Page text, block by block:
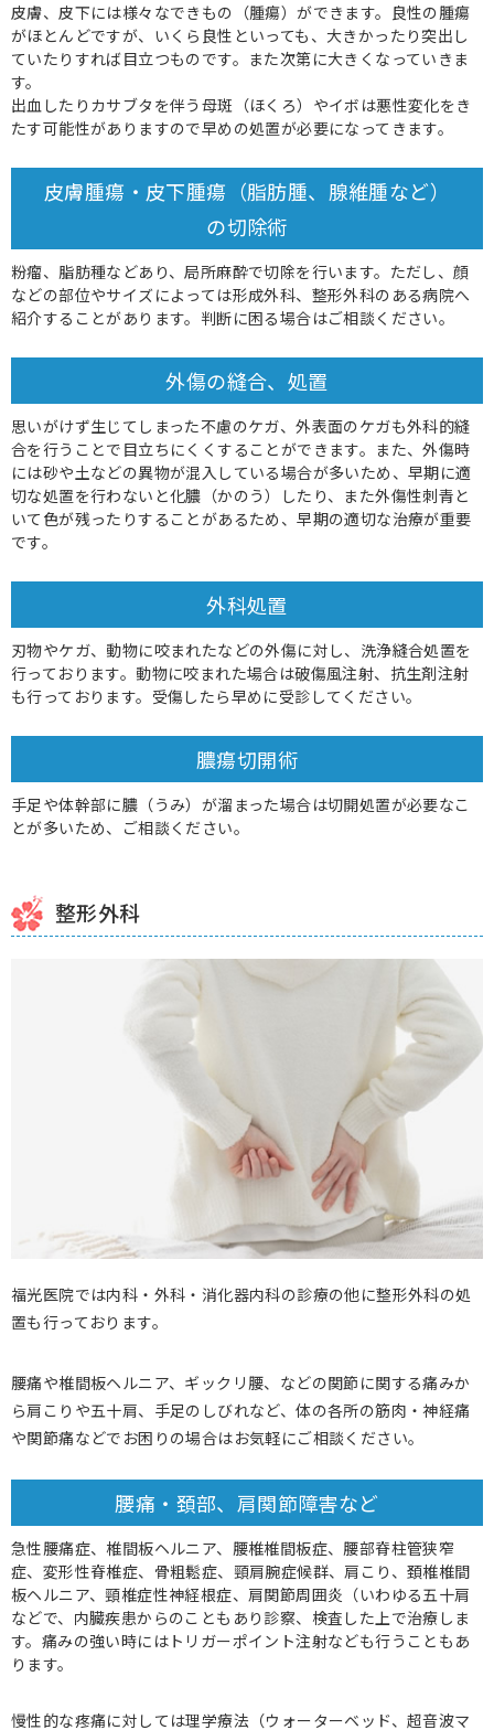
皮膚、皮下には様々なできもの（腫瘍）ができます。良性の腫瘍
がほとんどですが、いくら良性といっても、大きかったり突出し
ていたりすれば目立つものです。また次第に大きくなっていきま
す。
出血したりカサブタを伴う母斑（ほくろ）やイボは悪性変化をき
たす可能性がありますので早めの処置が必要になってきます。
皮膚腫瘍・皮下腫瘍（脂肪腫、腺維腫など）
の切除術
粉瘤、脂肪種などあり、局所麻酔で切除を行います。ただし、顔
などの部位やサイズによっては形成外科、整形外科のある病院へ
紹介することがあります。判断に困る場合はご相談ください。
外傷の縫合、処置
思いがけず生じてしまった不慮のケガ、外表面のケガも外科的縫
合を行うことで目立ちにくくすることができます。また、外傷時
には砂や土などの異物が混入している場合が多いため、早期に適
切な処置を行わないと化膿（かのう）したり、また外傷性刺青と
いて色が残ったりすることがあるため、早期の適切な治療が重要
です。
外科処置
刃物やケガ、動物に咬まれたなどの外傷に対し、洗浄縫合処置を
行っております。動物に咬まれた場合は破傷風注射、抗生剤注射
も行っております。受傷したら早めに受診してください。
膿瘍切開術
手足や体幹部に膿（うみ）が溜まった場合は切開処置が必要なこ
とが多いため、ご相談ください。
整形外科
福光医院では内科・外科・消化器内科の診療の他に整形外科の処
置も行っております。
腰痛や椎間板ヘルニア、ギックリ腰、などの関節に関する痛みか
ら肩こりや五十肩、手足のしびれなど、体の各所の筋肉・神経痛
や関節痛などでお困りの場合はお気軽にご相談ください。
腰痛・頚部、肩関節障害など
急性腰痛症、椎間板ヘルニア、腰椎椎間板症、腰部脊柱管狭窄
症、変形性脊椎症、骨粗鬆症、頸肩腕症候群、肩こり、頚椎椎間
板ヘルニア、頸椎症性神経根症、肩関節周囲炎（いわゆる五十肩
などで、内臓疾患からのこともあり診察、検査した上で治療しま
す。痛みの強い時にはトリガーポイント注射なども行うこともあ
ります。
慢性的な疼痛に対しては理学療法（ウォーターベッド、超音波マ